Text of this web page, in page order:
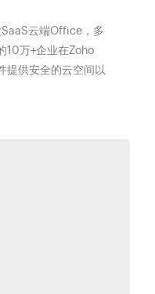
云端Office，多
10万+企业在Zoho
提供安全的云空间以